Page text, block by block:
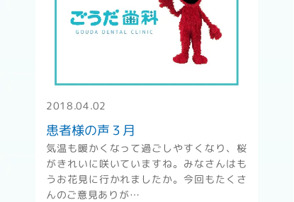
2018.04.02
患者様の声３月
気温も暖かくなって過ごしやすくなり、桜
がきれいに咲いていますね。みなさんはも
うお花見に行かれましたか。今回もたくさ
んのご意見ありが…